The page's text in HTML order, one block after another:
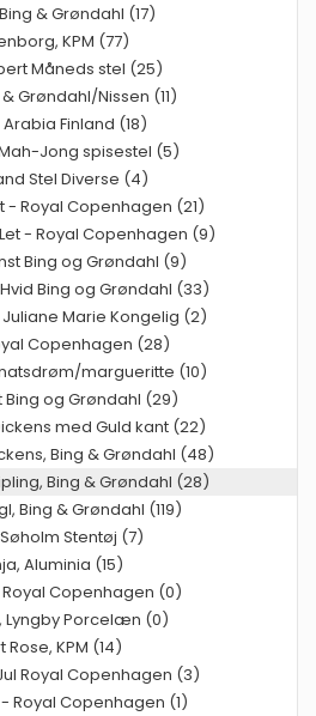
& Grøndahl (17)
KPM (77)
Måneds stel (25)
Grøndahl/Nissen (11)
Arabia Finland (18)
Jong spisestel (5)
Stel Diverse (4)
- Royal Copenhagen (21)
- Royal Copenhagen (9)
Bing og Grøndahl (9)
Bing og Grøndahl (33)
Marie Kongelig (2)
Copenhagen (28)
margueritte (10)
Bing og Grøndahl (29)
med Guld kant (22)
Bing & Grøndahl (48)
Bing & Grøndahl (28)
Bing & Grøndahl (119)
Stentøj (7)
Aluminia (15)
Copenhagen (0)
Lyngby Porcelæn (0)
Rose, KPM (14)
Royal Copenhagen (3)
Royal Copenhagen (1)